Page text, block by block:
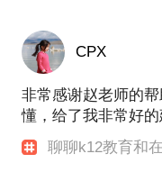
CPX
非常感谢赵老师的
懂，给了我非常好的
聊聊k12教育和